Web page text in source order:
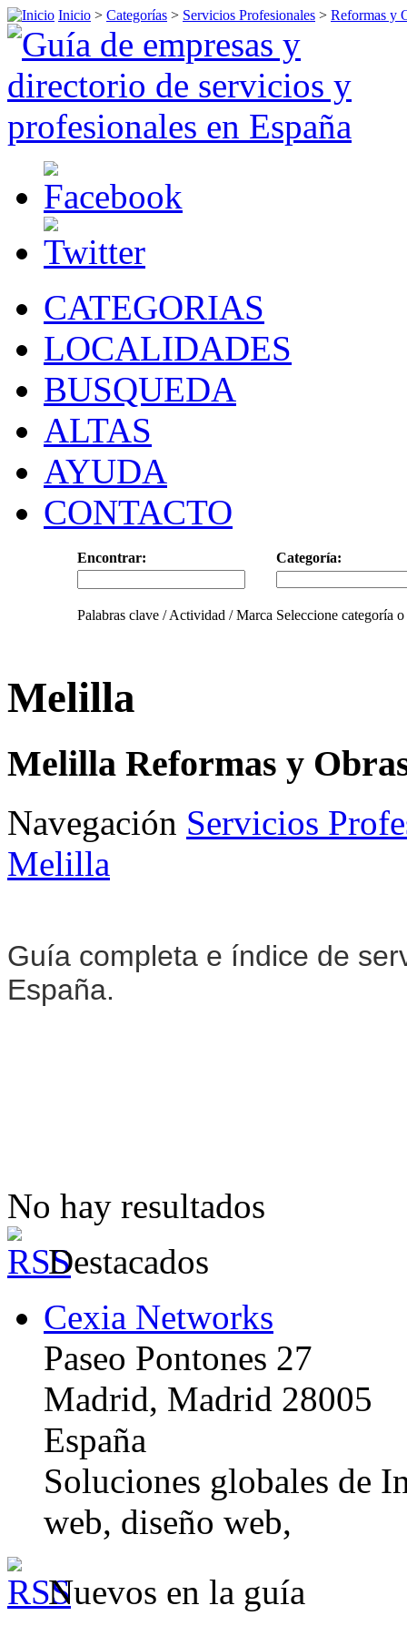
Inicio > Categorías > Servicios Profesionales > Reformas y
CATEGORIAS
LOCALIDADES
BUSQUEDA
ALTAS
AYUDA
CONTACTO
Encontrar: Categoría:
Palabras clave / Actividad / Marca Seleccione categoría
Melilla
Melilla Reformas y
Navegación Servicios
Melilla
Guía completa e índice de
España.
No hay resultados
Destacados
Cexia Networks
Paseo Pontones 27
Madrid, Madrid 28005
España
Soluciones globales de
web, diseño web,
Nuevos en la guía